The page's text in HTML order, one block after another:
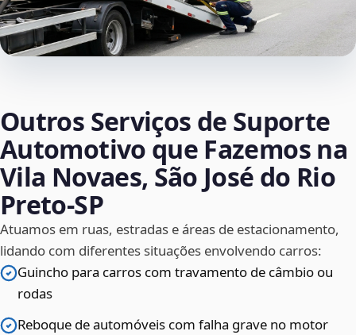
Outros Serviços de Suporte
Automotivo que Fazemos na
Vila Novaes, São José do Rio
Preto‑SP
Atuamos em ruas, estradas e áreas de estacionamento,
lidando com diferentes situações envolvendo carros:
Guincho para carros com travamento de câmbio ou
rodas
Reboque de automóveis com falha grave no motor